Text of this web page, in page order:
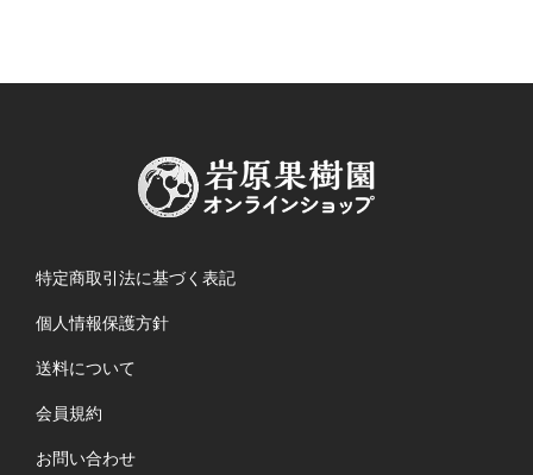
特定商取引法に基づく表記
個人情報保護方針
送料について
会員規約
お問い合わせ